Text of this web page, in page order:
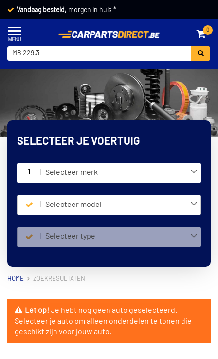
Vandaag besteld, morgen in huis *
0
SELECTEER JE VOERTUIG
1 Selecteer merk
Selecteer model
Selecteer type
HOME ZOEKRESULTATEN
Let op!Je hebt nog geen auto geselecteerd.
Selecteer je auto om alleen onderdelen te tonen die
geschikt zijn voor jouw auto.